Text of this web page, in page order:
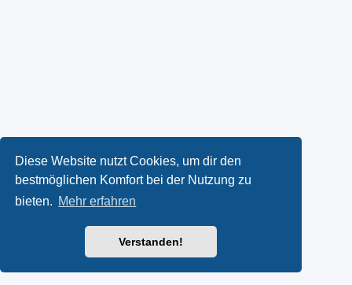
Diese Website nutzt Cookies, um dir den
bestmöglichen Komfort bei der Nutzung zu
bieten. Mehr erfahren
Verstanden!